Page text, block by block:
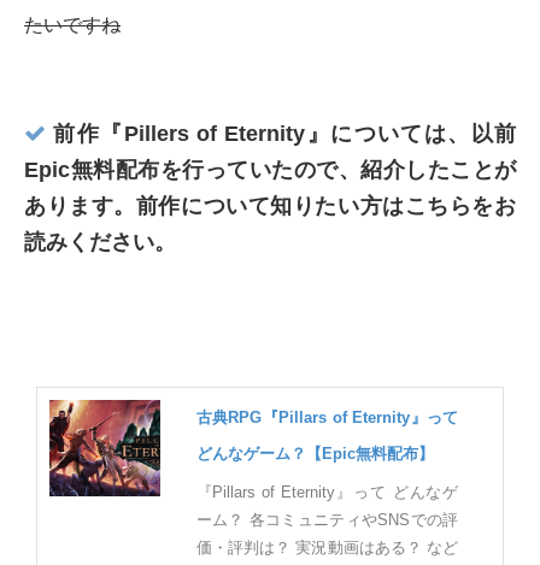
たいですね
前作『Pillers of Eternity』については、以前
Epic無料配布を行っていたので、紹介したことが
あります。前作について知りたい方はこちらをお
読みください。
古典RPG『Pillars of Eternity』って
どんなゲーム？【Epic無料配布】
『Pillars of Eternity』って どんなゲ
ーム？ 各コミュニティやSNSでの評
価・評判は？ 実況動画はある？ など